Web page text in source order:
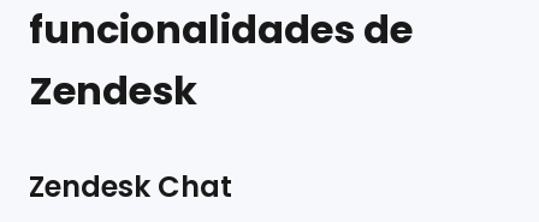
funcionalidades de
Zendesk
Zendesk Chat